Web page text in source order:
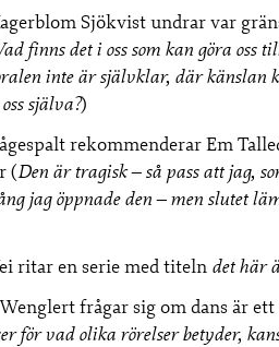
Sjökvist undrar var
finns det i oss som kan göra oss
inte är självklar, där känslan
själva?)
rekommenderar Em
(Den är tragisk – så pass att jag,
jag öppnade den – men slutet
ritar en serie med titeln det här
frågar sig om dans är
för vad olika rörelser betyder,